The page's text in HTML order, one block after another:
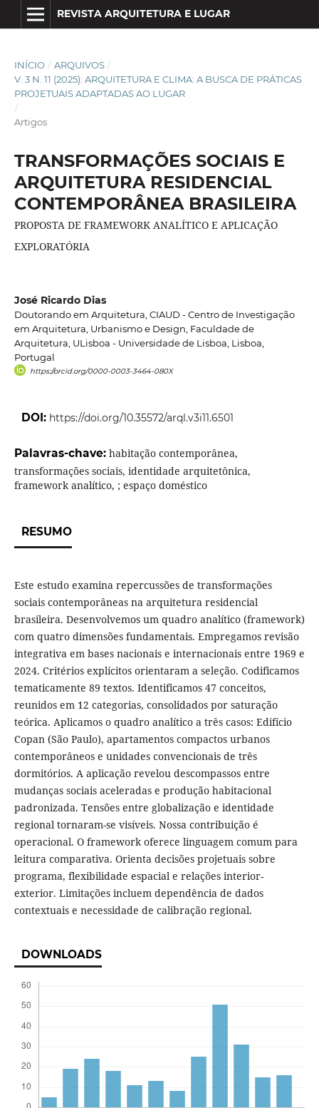
REVISTA ARQUITETURA E LUGAR
INÍCIO / ARQUIVOS /
V. 3 N. 11 (2025): ARQUITETURA E CLIMA: A BUSCA DE PRÁTICAS
PROJETUAIS ADAPTADAS AO LUGAR
/
Artigos
TRANSFORMAÇÕES SOCIAIS E
ARQUITETURA RESIDENCIAL
CONTEMPORÂNEA BRASILEIRA
PROPOSTA DE FRAMEWORK ANALÍTICO E APLICAÇÃO
EXPLORATÓRIA
José Ricardo Dias
Doutorando em Arquitetura, CIAUD - Centro de Investigação
em Arquitetura, Urbanismo e Design, Faculdade de
Arquitetura, ULisboa - Universidade de Lisboa, Lisboa,
Portugal
https://orcid.org/0000-0003-3464-080X
DOI: https://doi.org/10.35572/arql.v3i11.6501
Palavras-chave: habitação contemporânea,
transformações sociais, identidade arquitetônica,
framework analítico, ; espaço doméstico
RESUMO
Este estudo examina repercussões de transformações
sociais contemporâneas na arquitetura residencial
brasileira. Desenvolvemos um quadro analítico (framework)
com quatro dimensões fundamentais. Empregamos revisão
integrativa em bases nacionais e internacionais entre 1969 e
2024. Critérios explícitos orientaram a seleção. Codificamos
tematicamente 89 textos. Identificamos 47 conceitos,
reunidos em 12 categorias, consolidados por saturação
teórica. Aplicamos o quadro analítico a três casos: Edifício
Copan (São Paulo), apartamentos compactos urbanos
contemporâneos e unidades convencionais de três
dormitórios. A aplicação revelou descompassos entre
mudanças sociais aceleradas e produção habitacional
padronizada. Tensões entre globalização e identidade
regional tornaram-se visíveis. Nossa contribuição é
operacional. O framework oferece linguagem comum para
leitura comparativa. Orienta decisões projetuais sobre
programa, flexibilidade espacial e relações interior-
exterior. Limitações incluem dependência de dados
contextuais e necessidade de calibração regional.
DOWNLOADS